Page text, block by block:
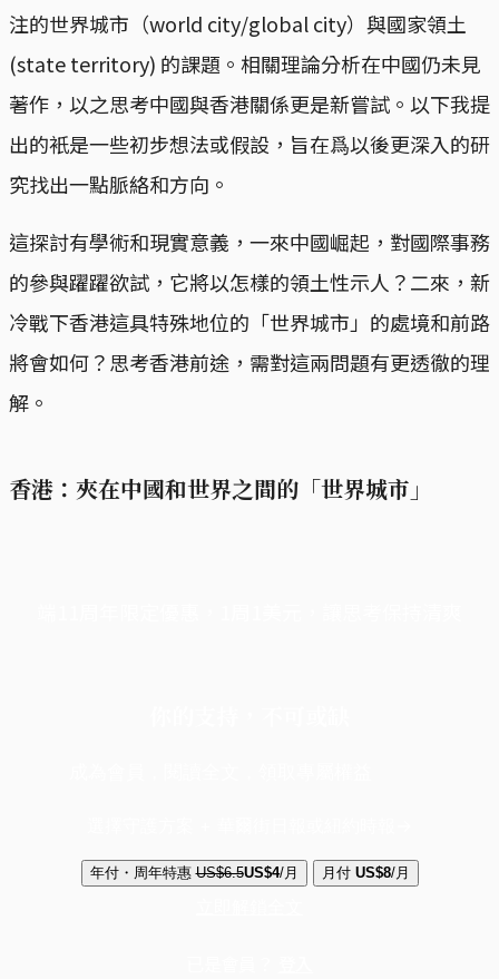
注的世界城市（world city/global city）與國家領土
(state territory) 的課題。相關理論分析在中國仍未見
著作，以之思考中國與香港關係更是新嘗試。以下我提
出的衹是一些初步想法或假設，旨在爲以後更深入的研
究找出一點脈絡和方向。
這探討有學術和現實意義，一來中國崛起，對國際事務
的參與躍躍欲試，它將以怎樣的領土性示人？二來，新
冷戰下香港這具特殊地位的「世界城市」的處境和前路
將會如何？思考香港前途，需對這兩問題有更透徹的理
解。
香港：夾在中國和世界之間的「世界城市」
年付・周年特惠 US$6.5US$4/月 月付 US$8/月